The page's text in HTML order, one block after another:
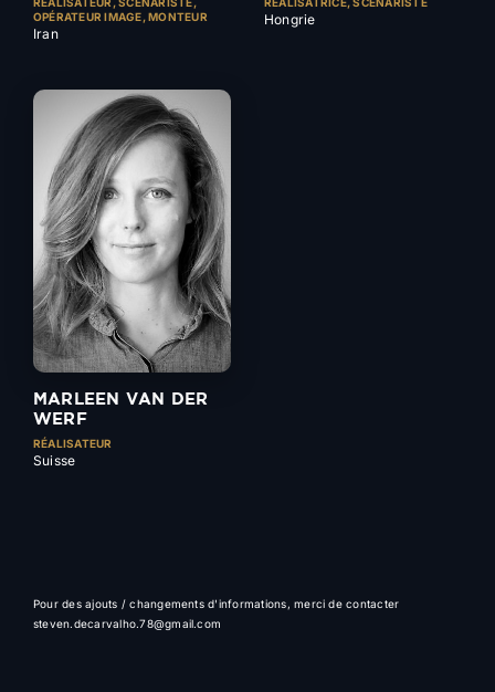
OPÉRATEUR IMAGE, MONTEUR
Iran
Hongrie
MARLEEN VAN DER
WERF
RÉALISATEUR
Suisse
Pour des ajouts / changements d'informations, merci de contacter
steven.decarvalho.78@gmail.com